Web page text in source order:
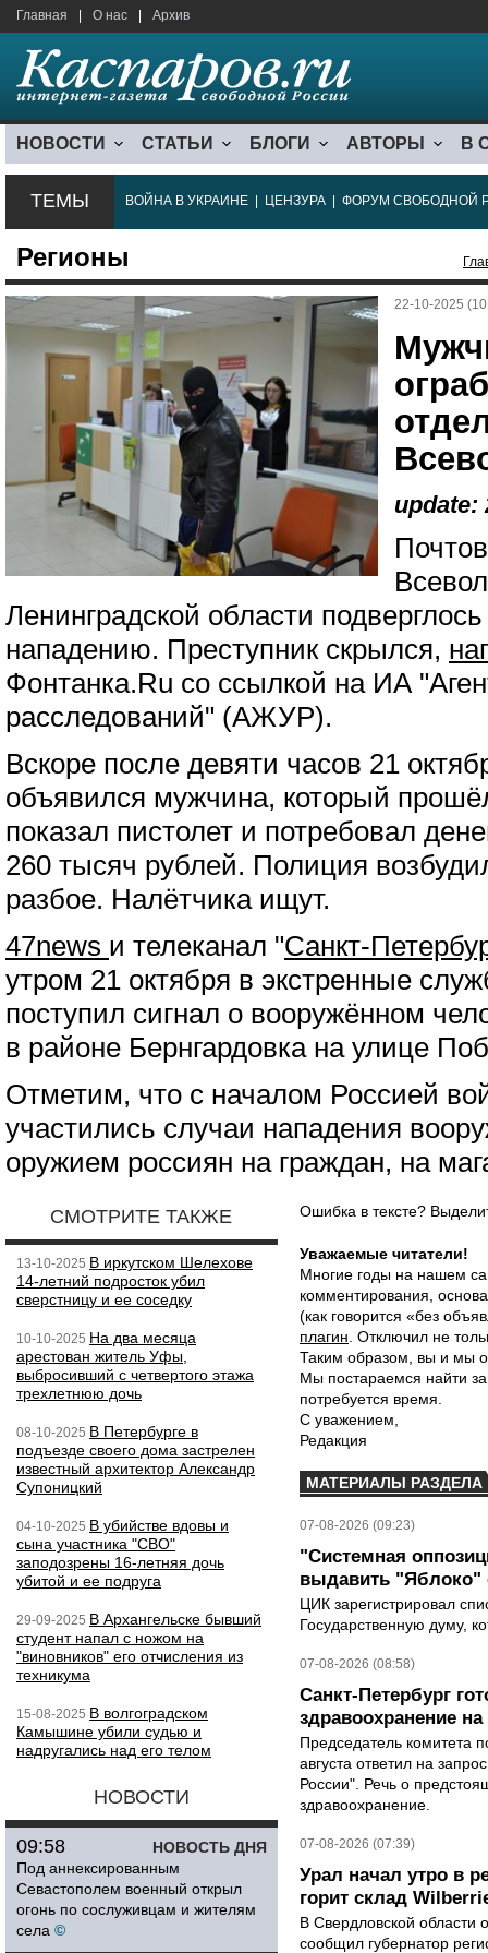
Главная О нас Архив
НОВОСТИ СТАТЬИ БЛОГИ АВТОРЫ В
ТЕМЫ ВОЙНА В УКРАИНЕ ЦЕНЗУРА ФОРУМ СВОБОДНОЙ
Регионы
22-10-2025
update:
Ленинградской области
нападению. Преступник скрылся,
Фонтанка.Ru со ссылкой на ИА
расследований" (АЖУР).
Вскоре после девяти часов 21
объявился мужчина, который
показал пистолет и потребовал
260 тысяч рублей. Полиция
разбое. Налётчика ищут.
47news и телеканал "Санкт-
утром 21 октября в экстренные
поступил сигнал о вооружённом
в районе Бернгардовка на улице
Отметим, что с началом Россией
участились случаи нападения
оружием россиян на граждан, на
СМОТРИТЕ ТАКЖЕ
13-10-2025 В иркутском Шелехове
14-летний подросток убил
сверстницу и ее соседку
10-10-2025 На два месяца
арестован житель Уфы,
выбросивший с четвертого этажа
трехлетнюю дочь
08-10-2025 В Петербурге в
подъезде своего дома застрелен
известный архитектор Александр
Супоницкий
04-10-2025 В убийстве вдовы и
сына участника "СВО"
заподозрены 16-летняя дочь
убитой и ее подруга
29-09-2025 В Архангельске бывший
студент напал с ножом на
"виновников" его отчисления из
техникума
15-08-2025 В волгоградском
Камышине убили судью и
надругались над его телом
НОВОСТИ
НОВОСТЬ ДНЯ
09:58
Под аннексированным
Севастополем военный открыл
огонь по сослуживцам и жителям
села ©
Ошибка в тексте?
Уважаемые читатели!
Многие годы на нашем
комментирования,
(как говорится «без
плагин . Отключил не
Таким образом, вы и мы
Мы постараемся найти
потребуется время.
С уважением,
Редакция
МАТЕРИАЛЫ РАЗДЕЛА
07-08-2026 (09:23)
"Системная
выдавить "Яблоко"
ЦИК зарегистрировал
Государственную думу,
07-08-2026 (08:58)
Санкт-Петербург
здравоохранение на
Председатель комитета
августа ответил на
России". Речь о
здравоохранение.
07-08-2026 (07:39)
Урал начал утро в
горит склад
В Свердловской области
сообщил губернатор